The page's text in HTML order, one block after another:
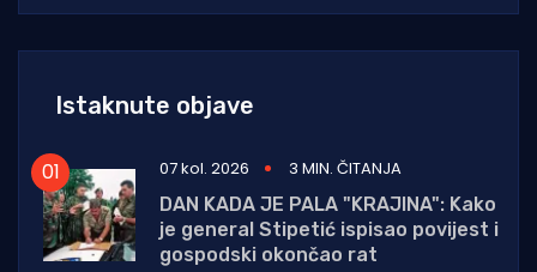
Istaknute objave
07 kol. 2026
3 MIN. ČITANJA
DAN KADA JE PALA "KRAJINA": Kako
je general Stipetić ispisao povijest i
gospodski okončao rat